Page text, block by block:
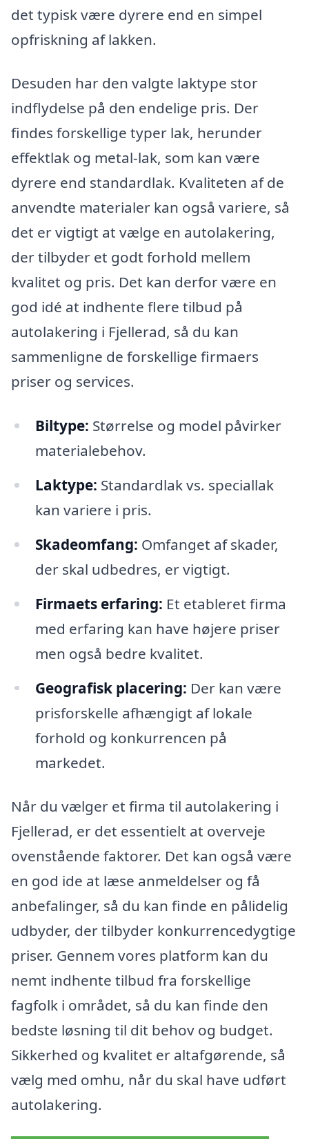
det typisk være dyrere end en simpel
opfriskning af lakken.
Desuden har den valgte laktype stor
indflydelse på den endelige pris. Der
findes forskellige typer lak, herunder
effektlak og metal-lak, som kan være
dyrere end standardlak. Kvaliteten af de
anvendte materialer kan også variere, så
det er vigtigt at vælge en autolakering,
der tilbyder et godt forhold mellem
kvalitet og pris. Det kan derfor være en
god idé at indhente flere tilbud på
autolakering i Fjellerad, så du kan
sammenligne de forskellige firmaers
priser og services.
Biltype: Størrelse og model påvirker
materialebehov.
Laktype: Standardlak vs. speciallak
kan variere i pris.
Skadeomfang: Omfanget af skader,
der skal udbedres, er vigtigt.
Firmaets erfaring: Et etableret firma
med erfaring kan have højere priser
men også bedre kvalitet.
Geografisk placering: Der kan være
prisforskelle afhængigt af lokale
forhold og konkurrencen på
markedet.
Når du vælger et firma til autolakering i
Fjellerad, er det essentielt at overveje
ovenstående faktorer. Det kan også være
en god ide at læse anmeldelser og få
anbefalinger, så du kan finde en pålidelig
udbyder, der tilbyder konkurrencedygtige
priser. Gennem vores platform kan du
nemt indhente tilbud fra forskellige
fagfolk i området, så du kan finde den
bedste løsning til dit behov og budget.
Sikkerhed og kvalitet er altafgørende, så
vælg med omhu, når du skal have udført
autolakering.